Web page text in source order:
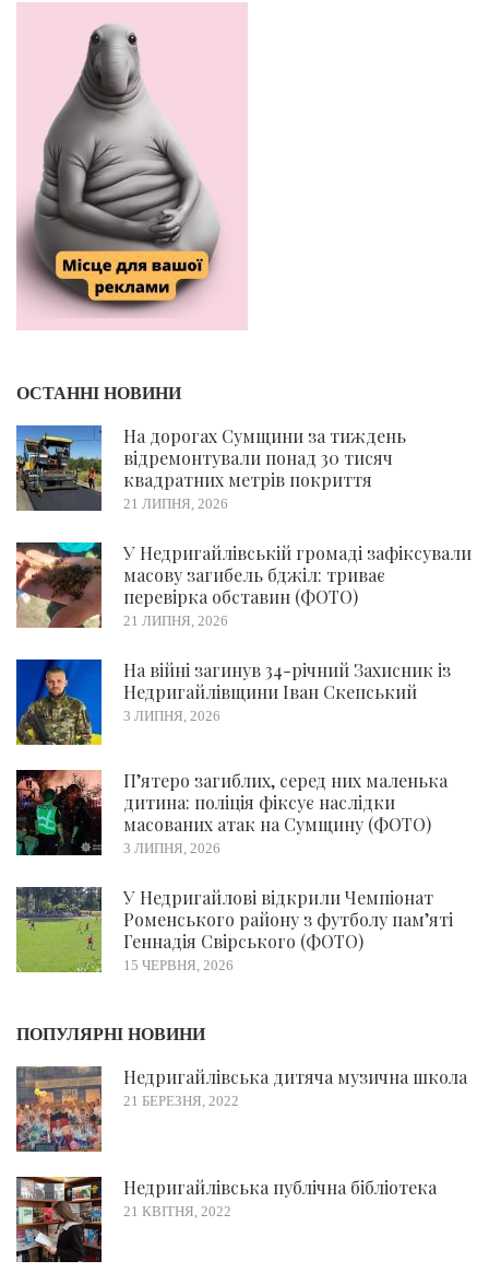
ОСТАННІ НОВИНИ
На дорогах Сумщини за тиждень
відремонтували понад 30 тисяч
квадратних метрів покриття
21 ЛИПНЯ, 2026
У Недригайлівській громаді зафіксували
масову загибель бджіл: триває
перевірка обставин (ФОТО)
21 ЛИПНЯ, 2026
На війні загинув 34-річний Захисник із
Недригайлівщини Іван Скепський
3 ЛИПНЯ, 2026
П’ятеро загиблих, серед них маленька
дитина: поліція фіксує наслідки
масованих атак на Сумщину (ФОТО)
3 ЛИПНЯ, 2026
У Недригайлові відкрили Чемпіонат
Роменського району з футболу пам’яті
Геннадія Свірського (ФОТО)
15 ЧЕРВНЯ, 2026
ПОПУЛЯРНІ НОВИНИ
Недригайлівська дитяча музична школа
21 БЕРЕЗНЯ, 2022
Недригайлівська публічна бібліотека
21 КВІТНЯ, 2022